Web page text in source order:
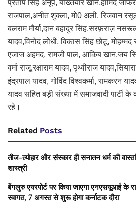
प्रताप सिंह अनूप, बख्तियार खान,हामिद
राजपाल,अनीत शुक्ला, मो0 अली, रिजवान
बलराम मौर्या,दान बहादुर सिंह,सरफ़राज़
यादव,विनोद लोधी, विकास सिंह छोटू, मोहम्मद
एजाज अहमद, रामजी पाल, आकिब खान,जय
वर्मा राजू,रक्षाराम यादव, पृथ्वीराज
इंद्रपाल यादव, गोविंद विश्वकर्मा, रामकरन
यादव सहित बड़ी संख्या में समाजवादी पार्टी के
रहे।
Related Posts
तीज-त्योहार और संस्कार ही सनातन धर्म की
शास्त्री
बेंगलुरु एयरपोर्ट पर किया जाएगा एनएसयूआई के
स्वागत, 7 अगस्त से शुरू होगा कर्नाटक दौरा